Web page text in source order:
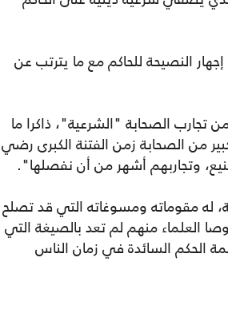
النصيحة للحاكم مع ما يترتب عن
تجارب الصحابة "الشرعية"، ذاكرا ما
من الصحابة زمن الفتنة الكبرى رضي
وتجاربهم أشهر من أن نفصلها".
له مقوماته ومسوغاته التي قد تصلح
العلماء منهم لم تعد بالصيغة التي
الحكم السائدة في زمان الناس